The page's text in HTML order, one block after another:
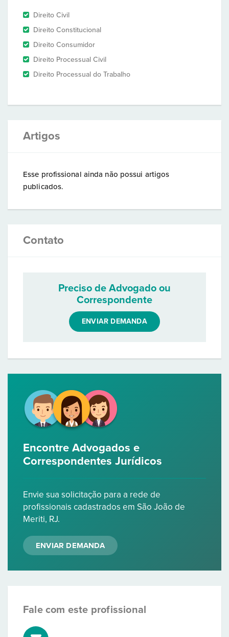
Direito Civil
Direito Constitucional
Direito Consumidor
Direito Processual Civil
Direito Processual do Trabalho
Artigos
Esse profissional ainda não possui artigos
publicados.
Contato
Preciso de Advogado ou
Correspondente
ENVIAR DEMANDA
Encontre Advogados e
Correspondentes Jurídicos
Envie sua solicitação para a rede de
profissionais cadastrados em São João de
Meriti, RJ.
ENVIAR DEMANDA
Fale com este profissional